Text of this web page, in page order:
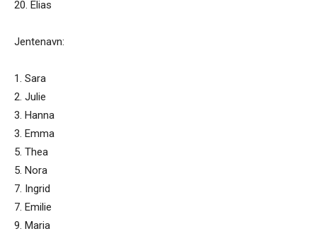
20. Elias
Jentenavn:
1. Sara
2. Julie
3. Hanna
3. Emma
5. Thea
5. Nora
7. Ingrid
7. Emilie
9. Maria